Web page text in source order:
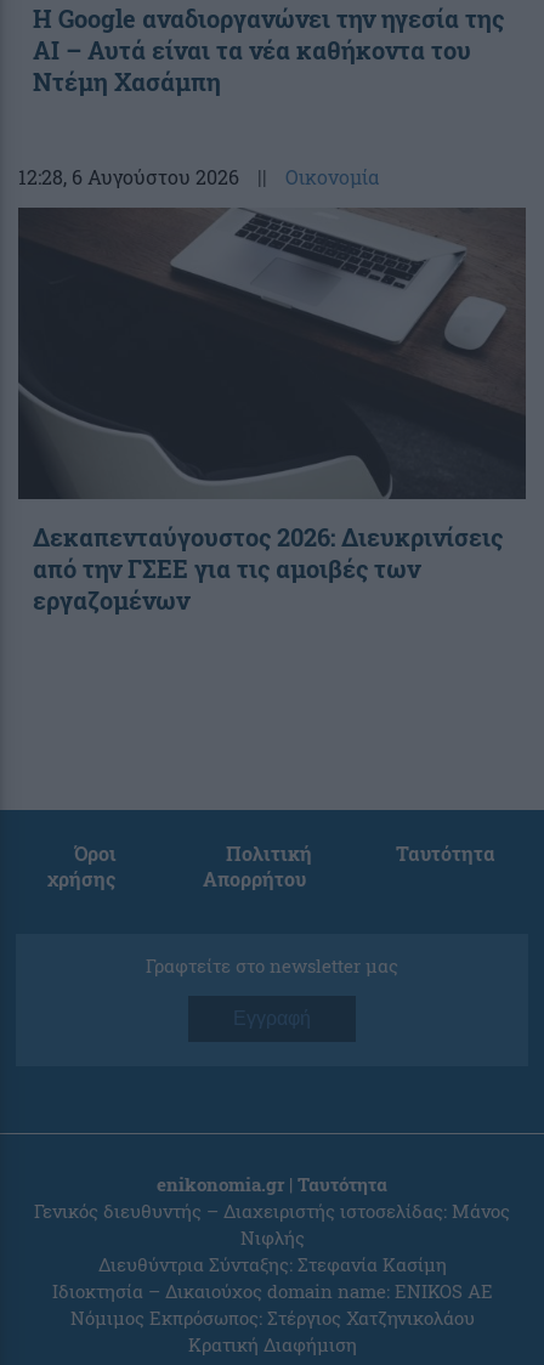
Η Google αναδιοργανώνει την ηγεσία της
AI – Αυτά είναι τα νέα καθήκοντα του
Ντέμη Χασάμπη
12:28, 6 Αυγούστου 2026 || Οικονομία
Δεκαπενταύγουστος 2026: Διευκρινίσεις
από την ΓΣΕΕ για τις αμοιβές των
εργαζομένων
Όροι
χρήσης
Πολιτική
Απορρήτου
Ταυτότητα
Γραφτείτε στο newsletter μας
Εγγραφή
enikonomia.gr | Ταυτότητα
Γενικός διευθυντής – Διαχειριστής ιστοσελίδας: Μάνος
Νιφλής
Διευθύντρια Σύνταξης: Στεφανία Κασίμη
Ιδιοκτησία – Δικαιούχος domain name: ENIKOS AE
Νόμιμος Εκπρόσωπος: Στέργιος Χατζηνικολάου
Κρατική Διαφήμιση